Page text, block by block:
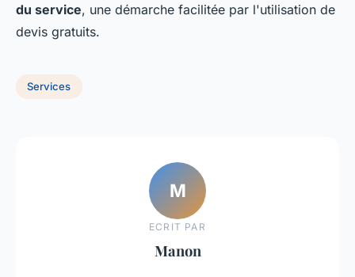
du service, une démarche facilitée par l'utilisation de
devis gratuits.
Services
M
ECRIT PAR
Manon